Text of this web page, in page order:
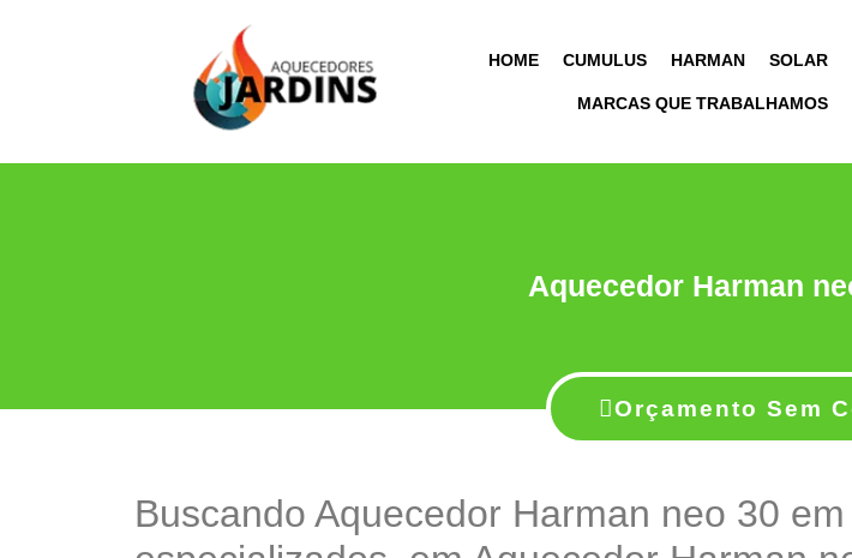
HOME CUMULUS HARMAN SOLAR
MARCAS QUE TRABALHAMOS
Aquecedor Harman
Orçamento Sem
Buscando Aquecedor Harman neo 30